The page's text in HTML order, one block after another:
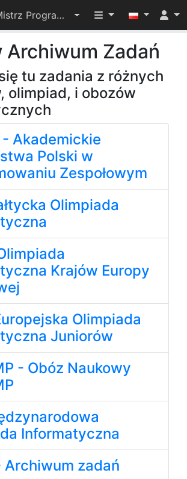
Mistrz Programowania 2025 Przełącz
Archiwum Zadań
tu zadania z różnych
olimpiad, i obozów
- Akademickie
Polski w
Zespołowym
Olimpiada
Krajów Europy
Olimpiada
Juniorów
- Obóz Naukowy
Informatyczna
Archiwum zadań